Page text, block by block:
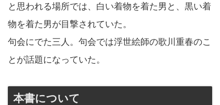
と思われる場所では、白い着物を着た男と、黒い着
物を着た男が目撃されていた。
句会にでた三人。句会では浮世絵師の歌川重春のこ
とが話題になっていた。
本書について